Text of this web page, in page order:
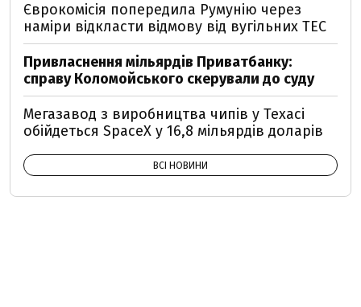
Єврокомісія попередила Румунію через
наміри відкласти відмову від вугільних ТЕС
Привласнення мільярдів Приватбанку:
справу Коломойського скерували до суду
Мегазавод з виробництва чипів у Техасі
обійдеться SpaceX у 16,8 мільярдів доларів
ВСІ НОВИНИ